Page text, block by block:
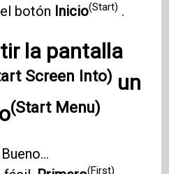
botón Inicio(Start) .
la pantalla
Screen Into) un
(Start Menu)
(First)